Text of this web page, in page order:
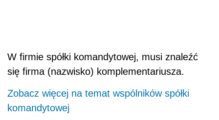
W firmie spółki komandytowej, musi znaleźć
się firma (nazwisko) komplementariusza.
Zobacz więcej na temat wspólników spółki
komandytowej